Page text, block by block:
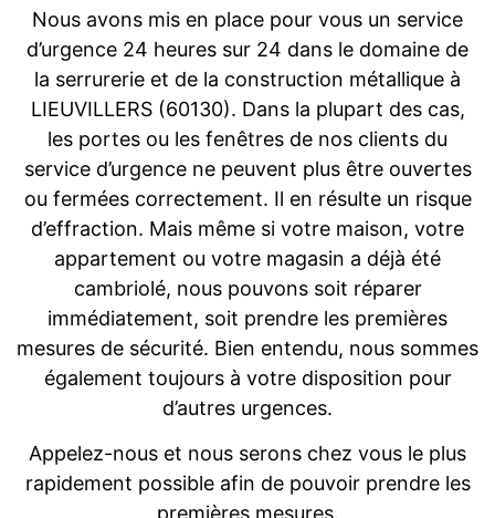
Nous avons mis en place pour vous un service
d’urgence 24 heures sur 24 dans le domaine de
la serrurerie et de la construction métallique à
LIEUVILLERS (60130). Dans la plupart des cas,
les portes ou les fenêtres de nos clients du
service d’urgence ne peuvent plus être ouvertes
ou fermées correctement. Il en résulte un risque
d’effraction. Mais même si votre maison, votre
appartement ou votre magasin a déjà été
cambriolé, nous pouvons soit réparer
immédiatement, soit prendre les premières
mesures de sécurité. Bien entendu, nous sommes
également toujours à votre disposition pour
d’autres urgences.
Appelez-nous et nous serons chez vous le plus
rapidement possible afin de pouvoir prendre les
premières mesures.